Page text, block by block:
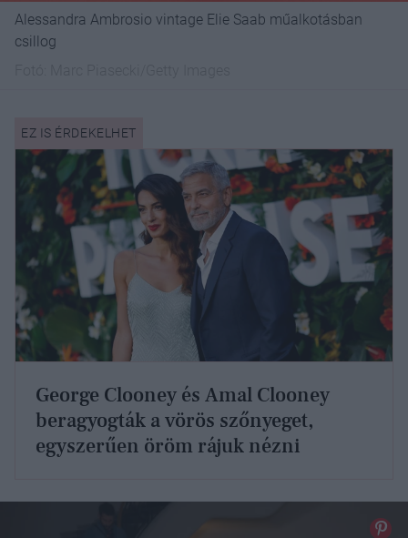
Alessandra Ambrosio vintage Elie Saab műalkotásban
csillog
George Clooney és Amal Clooney
beragyogták a vörös szőnyeget,
egyszerűen öröm rájuk nézni